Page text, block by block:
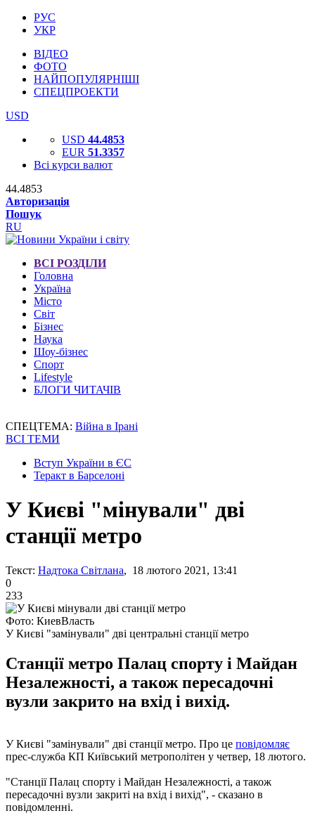
РУС
УКР
ВІДЕО
ФОТО
НАЙПОПУЛЯРНІШІ
СПЕЦПРОЕКТИ
USD
USD 44.4853
EUR 51.3357
Всі курси валют
44.4853
Авторизація
Пошук
RU
ВСІ РОЗДІЛИ
Головна
Україна
Місто
Світ
Бізнес
Наука
Шоу-бізнес
Спорт
Lifestyle
БЛОГИ ЧИТАЧІВ
СПЕЦТЕМА: Війна в Ірані
ВСІ ТЕМИ
Вступ України в ЄС
Теракт в Барселоні
У Києві "мінували" дві
станції метро
Текст: Надтока Світлана, 18 лютого 2021, 13:41
0
233
Фото: КиевВласть
У Києві "замінували" дві центральні станції метро
Станції метро Палац спорту і Майдан
Незалежності, а також пересадочні
вузли закрито на вхід і вихід.
У Києві "замінували" дві станції метро. Про це повідомляє
прес-служба КП Київський метрополітен у четвер, 18 лютого.
"Станції Палац спорту і Майдан Незалежності, а також
пересадочні вузли закриті на вхід і вихід", - сказано в
повідомленні.